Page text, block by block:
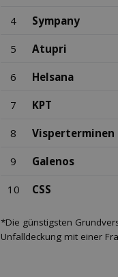
4 Sympany
5 Atupri
6 Helsana
7 KPT
8 Visperterminen
9 Galenos
10 CSS
*Die günstigsten
Unfalldeckung mit einer